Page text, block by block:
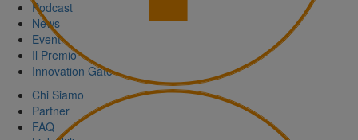
Podcast
News
Eventi
Il Premio
Innovation Gate
Chi Siamo
Partner
FAQ